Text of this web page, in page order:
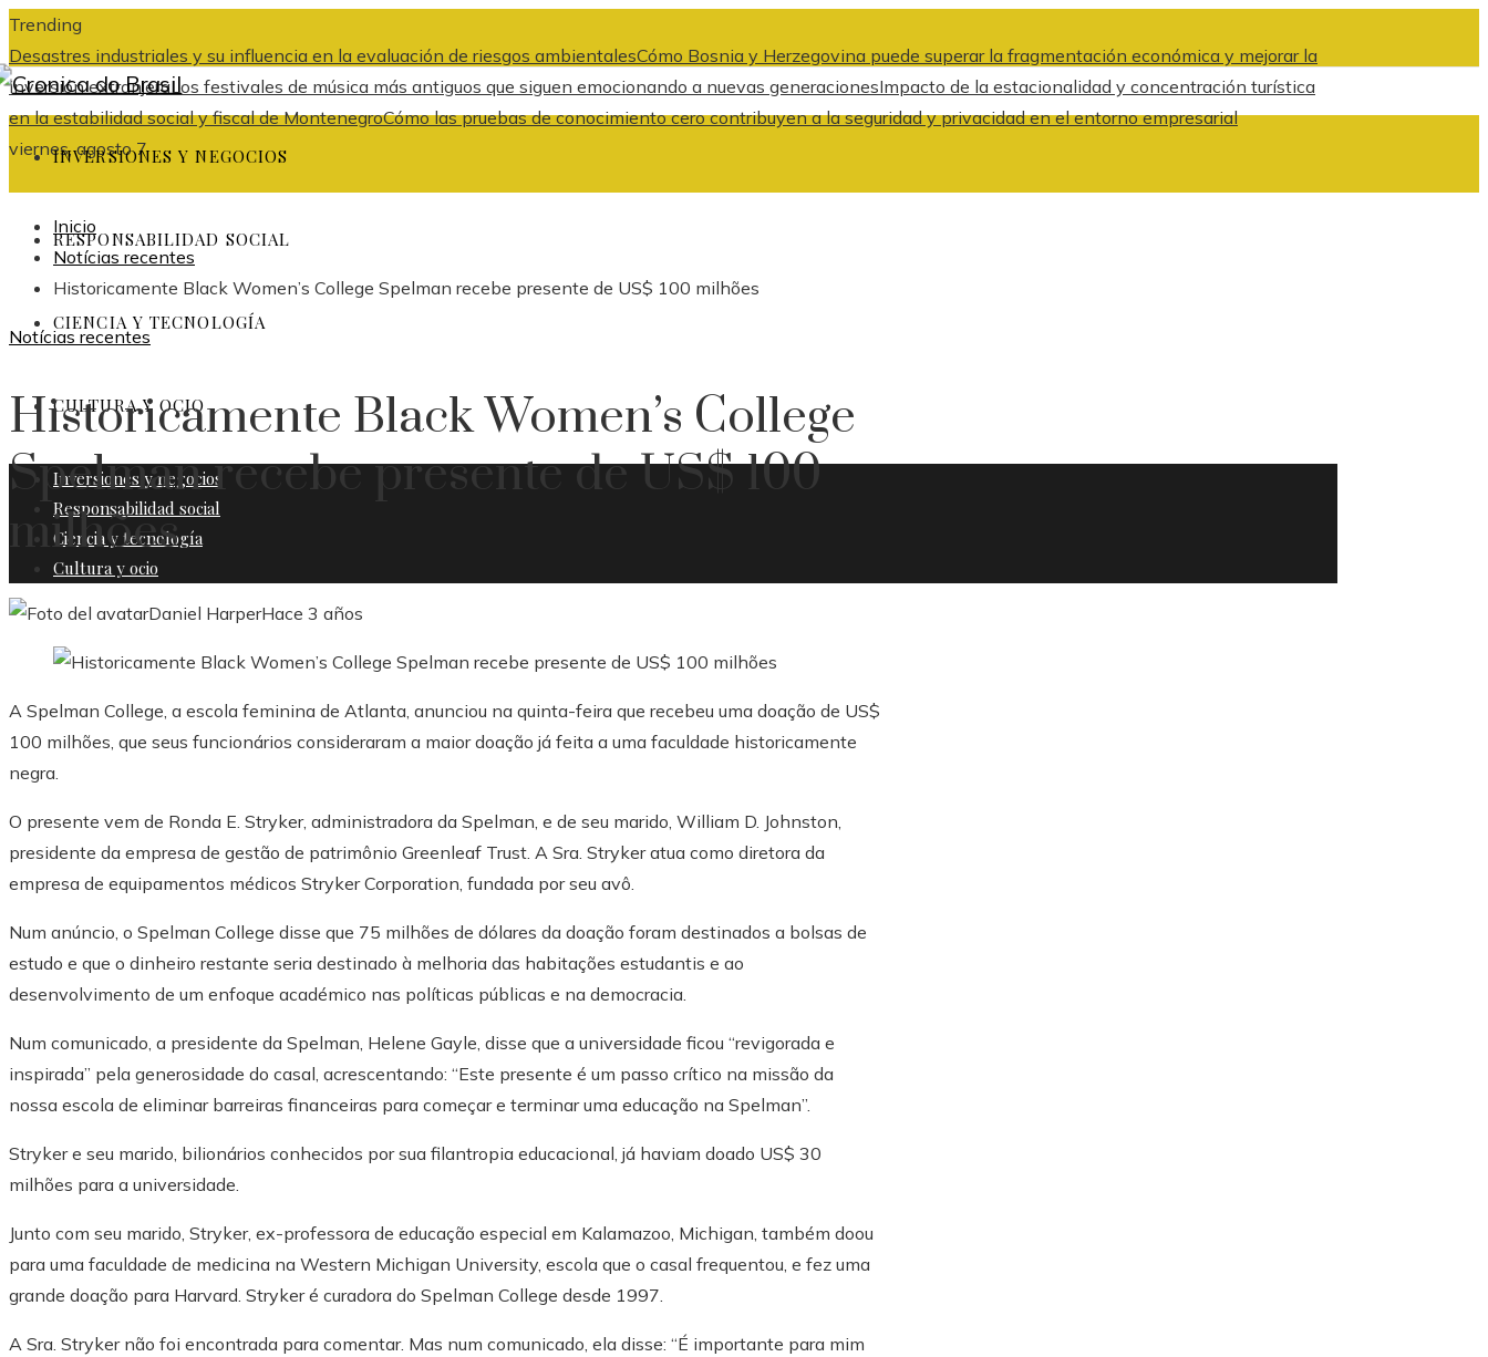
Trending
Desastres industriales y su influencia en la evaluación de riesgos ambientalesCómo Bosnia y Herzegovina puede superar la fragmentación económica y mejorar la
inversión extranjeraLos festivales de música más antiguos que siguen emocionando a nuevas generacionesImpacto de la estacionalidad y concentración turística
en la estabilidad social y fiscal de MontenegroCómo las pruebas de conocimiento cero contribuyen a la seguridad y privacidad en el entorno empresarial
viernes, agosto 7
INVERSIONES Y NEGOCIOS
RESPONSABILIDAD SOCIAL
CIENCIA Y TECNOLOGÍA
CULTURA Y OCIO
Inversiones y negocios
Responsabilidad social
Ciencia y tecnología
Cultura y ocio
Inicio
Notícias recentes
Historicamente Black Women’s College Spelman recebe presente de US$ 100 milhões
Notícias recentes
Historicamente Black Women’s College
Spelman recebe presente de US$ 100
milhões
Daniel HarperHace 3 años
A Spelman College, a escola feminina de Atlanta, anunciou na quinta-feira que recebeu uma doação de US$
100 milhões, que seus funcionários consideraram a maior doação já feita a uma faculdade historicamente
negra.
O presente vem de Ronda E. Stryker, administradora da Spelman, e de seu marido, William D. Johnston,
presidente da empresa de gestão de patrimônio Greenleaf Trust. A Sra. Stryker atua como diretora da
empresa de equipamentos médicos Stryker Corporation, fundada por seu avô.
Num anúncio, o Spelman College disse que 75 milhões de dólares da doação foram destinados a bolsas de
estudo e que o dinheiro restante seria destinado à melhoria das habitações estudantis e ao
desenvolvimento de um enfoque académico nas políticas públicas e na democracia.
Num comunicado, a presidente da Spelman, Helene Gayle, disse que a universidade ficou “revigorada e
inspirada” pela generosidade do casal, acrescentando: “Este presente é um passo crítico na missão da
nossa escola de eliminar barreiras financeiras para começar e terminar uma educação na Spelman”.
Stryker e seu marido, bilionários conhecidos por sua filantropia educacional, já haviam doado US$ 30
milhões para a universidade.
Junto com seu marido, Stryker, ex-professora de educação especial em Kalamazoo, Michigan, também doou
para uma faculdade de medicina na Western Michigan University, escola que o casal frequentou, e fez uma
grande doação para Harvard. Stryker é curadora do Spelman College desde 1997.
A Sra. Stryker não foi encontrada para comentar. Mas num comunicado, ela disse: “É importante para mim